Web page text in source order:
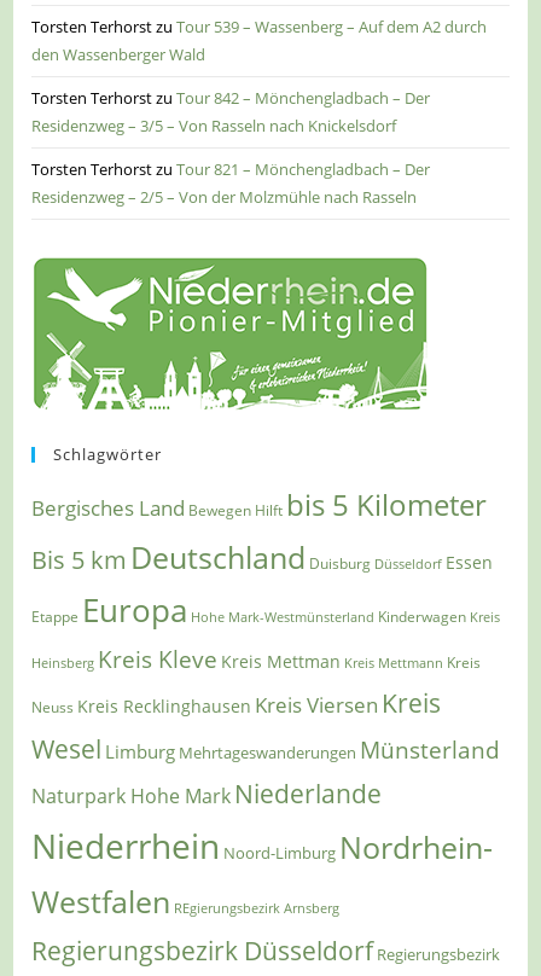
Torsten TerhorstzuTour 539 – Wassenberg – Auf dem A2 durch
den Wassenberger Wald
Torsten TerhorstzuTour 842 – Mönchengladbach – Der
Residenzweg – 3/5 – Von Rasseln nach Knickelsdorf
Torsten TerhorstzuTour 821 – Mönchengladbach – Der
Residenzweg – 2/5 – Von der Molzmühle nach Rasseln
Schlagwörter
Bergisches Land Bewegen Hilft bis 5 Kilometer
Bis 5 km Deutschland Duisburg Düsseldorf Essen
Etappe Europa Hohe Mark-Westmünsterland Kinderwagen Kreis
Heinsberg Kreis Kleve Kreis Mettman Kreis Mettmann Kreis
Neuss Kreis Recklinghausen Kreis Viersen Kreis
Wesel Limburg Mehrtageswanderungen Münsterland
Naturpark Hohe Mark Niederlande
Niederrhein Noord-Limburg Nordrhein-
Westfalen REgierungsbezirk Arnsberg
Regierungsbezirk Düsseldorf Regierungsbezirk